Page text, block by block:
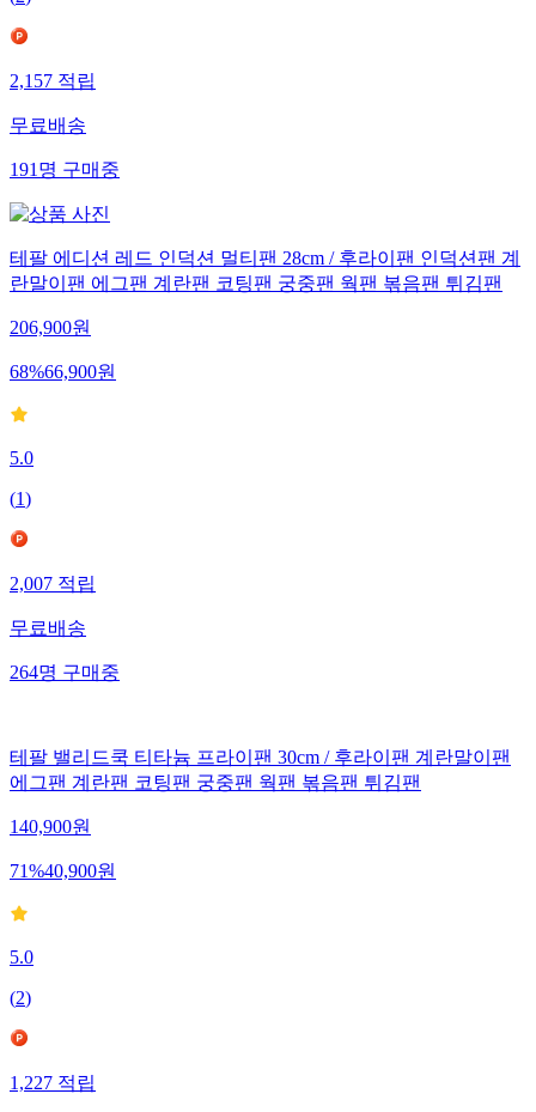
2,157적립
무료배송
191명구매중
테팔 에디션 레드 인덕션 멀티팬 28cm / 후라이팬 인덕션팬 계
란말이팬 에그팬 계란팬 코팅팬 궁중팬 웍팬 볶음팬 튀김팬
206,900원
68%66,900원
5.0
(1)
2,007적립
무료배송
264명구매중
테팔 밸리드쿡 티타늄 프라이팬 30cm / 후라이팬 계란말이팬
에그팬 계란팬 코팅팬 궁중팬 웍팬 볶음팬 튀김팬
140,900원
71%40,900원
5.0
(2)
1,227적립